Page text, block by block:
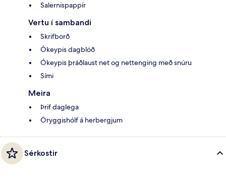
Salernispappír
Vertu í sambandi
Skrifborð
Ókeypis dagblöð
Ókeypis þráðlaust net og nettenging með snúru
Sími
Meira
Þrif daglega
Öryggishólf á herbergjum
Sérkostir